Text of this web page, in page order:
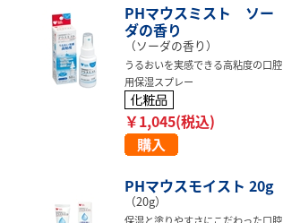
PHマウスミスト ソー
ダの香り
（ソーダの香り）
うるおいを実感できる高粘度の口腔
用保湿スプレー
￥1,045(税込)
PHマウスモイスト 20g
（20g）